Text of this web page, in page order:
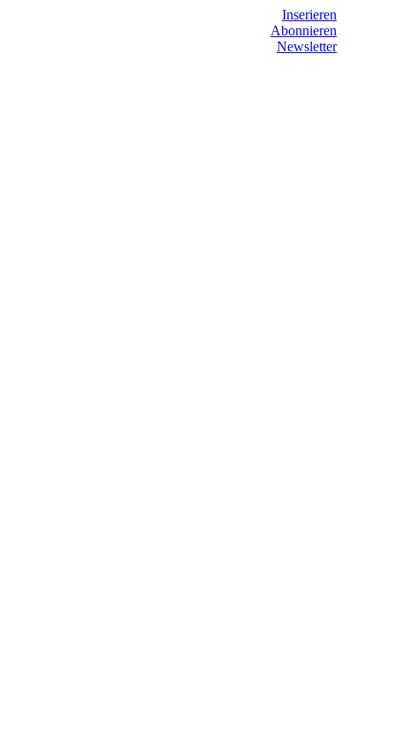
Inserieren
Abonnieren
Newsletter